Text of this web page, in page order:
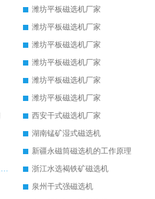
潍坊平板磁选机厂家
潍坊平板磁选机厂家
潍坊平板磁选机厂家
潍坊平板磁选机厂家
潍坊平板磁选机厂家
潍坊平板磁选机厂家
西安干式磁选机厂家
湖南锰矿湿式磁选机
新疆永磁筒磁选机的工作原理
山东永磁筒式磁选机是不是强磁
浙江水选褐铁矿磁选机
泉州干式强磁选机